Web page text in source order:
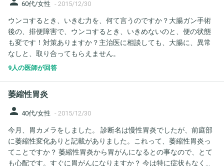
60代/女性 - 2015/12/30
ウンコするとき、いきむ力を、何て言うのですか？大腸ガン手術
後の、排便障害で、ウンコするとき、いきめないのと、便の状態
も変です！対策ありますか？主治医に相談しても、大腸に、異常
なしと、取り合ってもらえません。
9人の医師が回答
萎縮性胃炎
person 40代/女性 - 2015/12/30
今月、胃カメラをしました。 診断名は慢性胃炎でしたが、前庭部
に萎縮性変化ありと記載がありました。これって、萎縮性胃炎っ
てことですか？ 萎縮性胃炎から胃がんになるとの事なので、とて
も心配です。すぐに胃がんになりますか？ 今は特に症状もなく、